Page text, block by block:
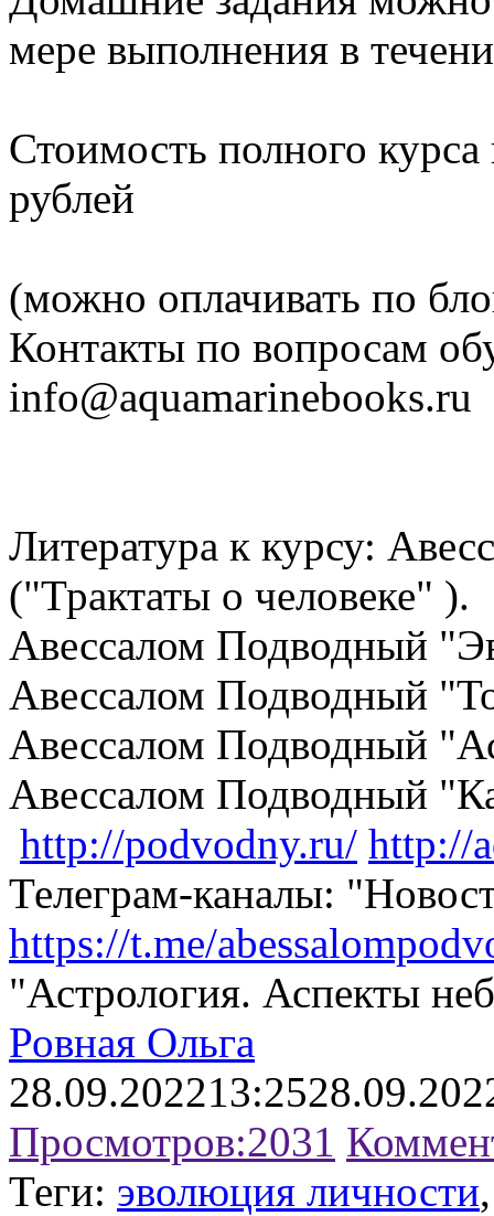
мере выполнения в
Стоимость полного
рублей
(можно оплачивать по
Контакты по вопросам
info@aquamarinebooks.ru
Литература к курсу:
("Трактаты о человеке" ).
Авессалом Подводный
Авессалом Подводный
Авессалом Подводный
Авессалом Подводный
http://podvodny.ru/ http://
Телеграм-каналы:
https://t.me/
"Астрология. Аспекты
Ровная Ольга
28.09.202213:25
Просмотров:2031
Теги: эволюция личности